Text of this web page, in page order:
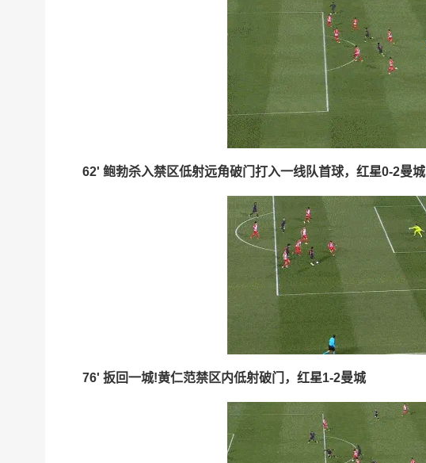
62' 鲍勃杀入禁区低射远角破门打入一线队首球，红星0-2曼城
76' 扳回一城!黄仁范禁区内低射破门，红星1-2曼城